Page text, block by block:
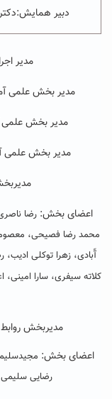
دبیر
مدیر
مدیر بخش علمی
مدیر بخش علمی
مدیر بخش علمی
اعضای بخش: رضا
محمد رضا فصیحی، معصومه
آّبادی، زهرا توکلی ادیب،
کلاته سیفری، سارا امینی،
مدیربخش
اعضای بخش:
رضایی سلیمی